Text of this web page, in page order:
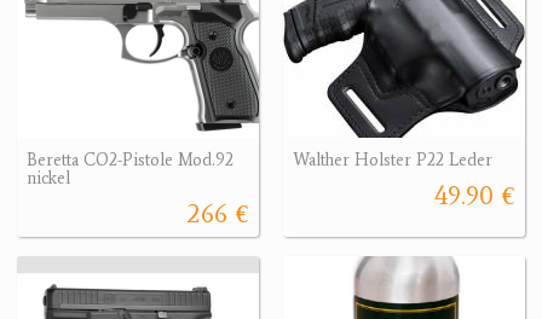
Beretta CO2-Pistole Mod.92
nickel
266 €
Walther Holster P22 Leder
49.90 €